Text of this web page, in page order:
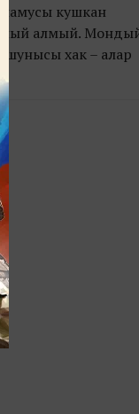
намусы кушкан
алмый.
хак – алар